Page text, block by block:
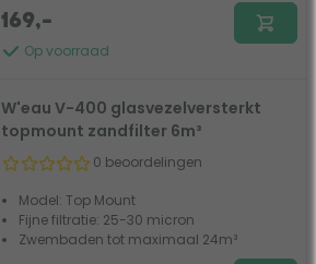
Op voorraad
169,-
W'eau V-400 glasvezelversterkt
topmount zandfilter 6m³
0 beoordelingen
Model: Top Mount
Fijne filtratie: 25-30 micron
Zwembaden tot maximaal 24m³